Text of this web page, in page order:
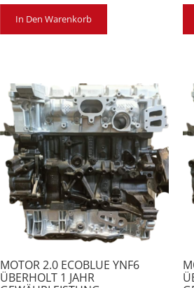
In Den Warenkorb
MOTOR 2.0 ECOBLUE YNF6
ÜBERHOLT 1 JAHR